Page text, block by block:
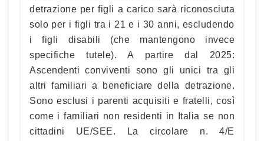
detrazione per figli a carico sarà riconosciuta
solo per i figli tra i 21 e i 30 anni, escludendo
i figli disabili (che mantengono invece
specifiche tutele). A partire dal 2025:
Ascendenti conviventi sono gli unici tra gli
altri familiari a beneficiare della detrazione.
Sono esclusi i parenti acquisiti e fratelli, così
come i familiari non residenti in Italia se non
cittadini UE/SEE. La circolare n. 4/E